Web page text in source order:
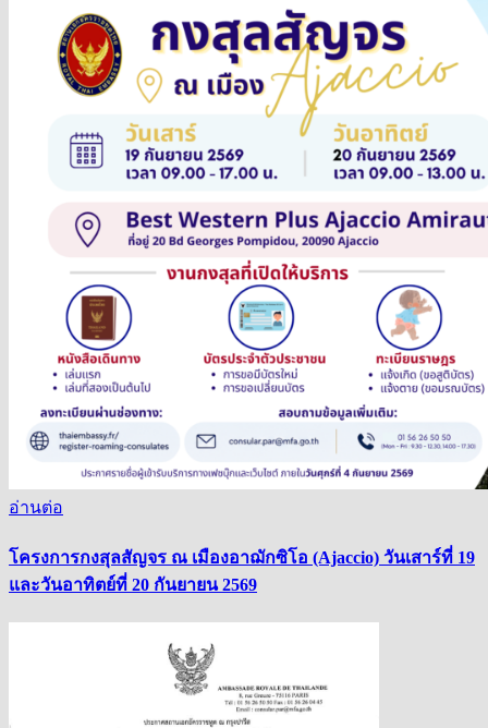
อ่านต่อ
โครงการกงสุลสัญจร ณ เมืองอาฌักซิโอ (Ajaccio) วันเสาร์ที่ 19
และวันอาทิตย์ที่ 20 กันยายน 2569